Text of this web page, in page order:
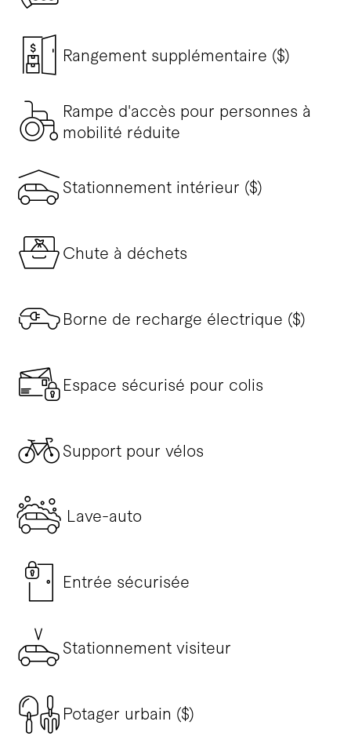
Rangement supplémentaire ($)
Rampe d'accès pour personnes à
mobilité réduite
Stationnement intérieur ($)
Chute à déchets
Borne de recharge électrique ($)
Espace sécurisé pour colis
Support pour vélos
Lave-auto
Entrée sécurisée
Stationnement visiteur
Potager urbain ($)